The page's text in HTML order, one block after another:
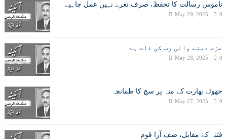
ناموس رسالت کا تحفظ، صرف نعرے نہیں عمل چاہیے
May 29, 2025 0
عزت دینے والی رب کی ذات ہے
May 28, 2025 0
جھوٹے بھارت کے منہ پر سچ کا طمانچہ
May 27, 2025 0
فتنہ کے مقابل، صف آرا قوم